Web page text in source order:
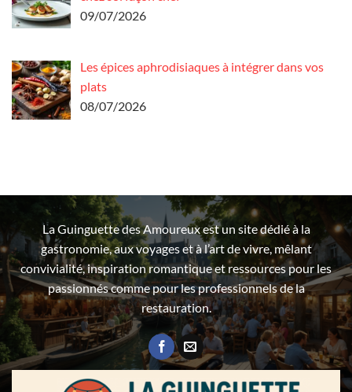
09/07/2026
Les épices aphrodisiaques à intégrer dans vos
plats
08/07/2026
La Guinguette des Amoureux est un site dédié à la
gastronomie, aux voyages et à l’art de vivre, mêlant
convivialité, inspiration romantique et ressources pour les
passionnés comme pour les professionnels de la
restauration.